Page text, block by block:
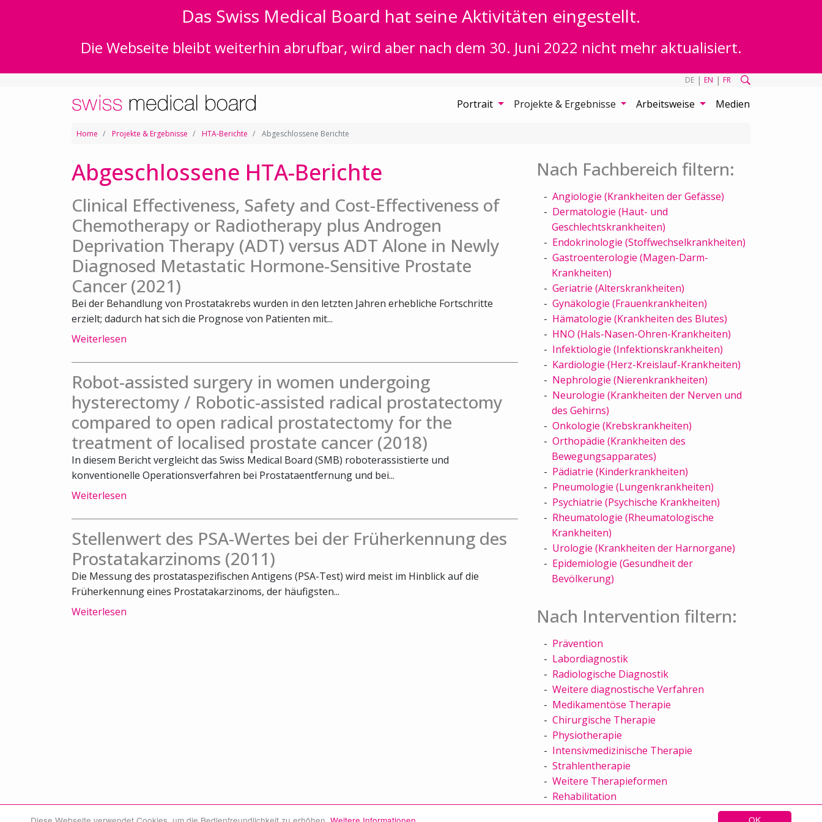
OK
Das Swiss Medical Board hat seine Aktivitäten eingestellt.
Die Webseite bleibt weiterhin abrufbar, wird aber nach dem 30. Juni 2022 nicht mehr aktualisiert.
DE | EN | FR
Portrait Projekte & Ergebnisse Arbeitsweise Medien
Home Projekte & Ergebnisse HTA-Berichte Abgeschlossene Berichte
Abgeschlossene HTA-Berichte
Clinical Effectiveness, Safety and Cost-Effectiveness of
Chemotherapy or Radiotherapy plus Androgen
Deprivation Therapy (ADT) versus ADT Alone in Newly
Diagnosed Metastatic Hormone-Sensitive Prostate
Cancer (2021)
Bei der Behandlung von Prostatakrebs wurden in den letzten Jahren erhebliche Fortschritte
erzielt; dadurch hat sich die Prognose von Patienten mit...
Weiterlesen
Robot-assisted surgery in women undergoing
hysterectomy / Robotic-assisted radical prostatectomy
compared to open radical prostatectomy for the
treatment of localised prostate cancer (2018)
In diesem Bericht vergleicht das Swiss Medical Board (SMB) roboterassistierte und
konventionelle Operationsverfahren bei Prostataentfernung und bei...
Weiterlesen
Stellenwert des PSA-Wertes bei der Früherkennung des
Prostatakarzinoms (2011)
Die Messung des prostataspezifischen Antigens (PSA-Test) wird meist im Hinblick auf die
Früherkennung eines Prostatakarzinoms, der häufigsten...
Weiterlesen
Nach Fachbereich filtern:
Angiologie (Krankheiten der Gefässe)
Dermatologie (Haut- und
Geschlechtskrankheiten)
Endokrinologie (Stoffwechselkrankheiten)
Gastroenterologie (Magen-Darm-
Krankheiten)
Geriatrie (Alterskrankheiten)
Gynäkologie (Frauenkrankheiten)
Hämatologie (Krankheiten des Blutes)
HNO (Hals-Nasen-Ohren-Krankheiten)
Infektiologie (Infektionskrankheiten)
Kardiologie (Herz-Kreislauf-Krankheiten)
Nephrologie (Nierenkrankheiten)
Neurologie (Krankheiten der Nerven und
des Gehirns)
Onkologie (Krebskrankheiten)
Orthopädie (Krankheiten des
Bewegungsapparates)
Pädiatrie (Kinderkrankheiten)
Pneumologie (Lungenkrankheiten)
Psychiatrie (Psychische Krankheiten)
Rheumatologie (Rheumatologische
Krankheiten)
Urologie (Krankheiten der Harnorgane)
Epidemiologie (Gesundheit der
Bevölkerung)
Nach Intervention filtern:
Prävention
Labordiagnostik
Radiologische Diagnostik
Weitere diagnostische Verfahren
Medikamentöse Therapie
Chirurgische Therapie
Physiotherapie
Intensivmedizinische Therapie
Strahlentherapie
Weitere Therapieformen
Rehabilitation